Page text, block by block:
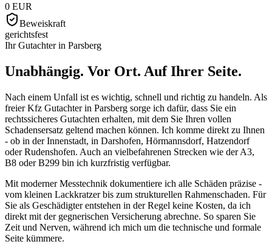
0 EUR
Beweiskraft
gerichtsfest
Ihr Gutachter in Parsberg
Unabhängig. Vor Ort. Auf Ihrer Seite.
Nach einem Unfall ist es wichtig, schnell und richtig zu handeln. Als
freier Kfz Gutachter in Parsberg sorge ich dafür, dass Sie ein
rechtssicheres Gutachten erhalten, mit dem Sie Ihren vollen
Schadensersatz geltend machen können. Ich komme direkt zu Ihnen
- ob in der Innenstadt, in Darshofen, Hörmannsdorf, Hatzendorf
oder Rudenshofen. Auch an vielbefahrenen Strecken wie der A3,
B8 oder B299 bin ich kurzfristig verfügbar.
Mit moderner Messtechnik dokumentiere ich alle Schäden präzise -
vom kleinen Lackkratzer bis zum strukturellen Rahmenschaden. Für
Sie als Geschädigter entstehen in der Regel keine Kosten, da ich
direkt mit der gegnerischen Versicherung abrechne. So sparen Sie
Zeit und Nerven, während ich mich um die technische und formale
Seite kümmere.